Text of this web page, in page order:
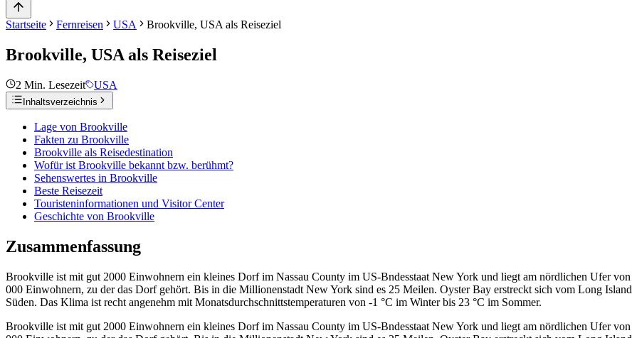
Startseite Fernreisen USA Brookville, USA als Reiseziel
Brookville, USA als Reiseziel
2 Min. Lesezeit USA
Inhaltsverzeichnis
Lage von Brookville
Fakten zu Brookville
Brookville als Reisedestination
Wofür ist Brookville bekannt bzw. berühmt?
Sehenswertes in Brookville
Beste Reisezeit
Touristeninformationen und Visitor Center
Geschichte von Brookville
Zusammenfassung
Brookville ist mit gut 2000 Einwohnern ein kleines Dorf im Nassau County im US-Bndesstaat New York und liegt am nördlichen Ufer
000 Einwohnern, zu der das Dorf gehört. Bis in die Millionenstadt New York sind es 25 Meilen. Oyster Bay erstreckt sich vom Long
Süden. Das Klima ist recht angenehm mit Monatsdurchschnittstemperaturen von -1 °C im Winter bis 23 °C im Sommer.
Brookville ist mit gut 2000 Einwohnern ein kleines Dorf im Nassau County im US-Bndesstaat New York und liegt am nördlichen Ufer